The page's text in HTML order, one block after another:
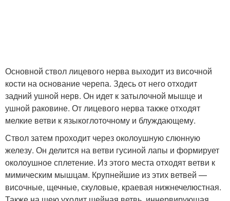
Основной ствол лицевого нерва выходит из височной
кости на основание черепа. Здесь от него отходит
задний ушной нерв. Он идет к затылочной мышце и
ушной раковине. От лицевого нерва также отходят
мелкие ветви к языкоглоточному и блуждающему.
Ствол затем проходит через околоушную слюнную
железу. Он делится на ветви гусиной лапы и формирует
околоушное сплетение. Из этого места отходят ветви к
мимическим мышцам. Крупнейшие из этих ветвей —
височные, щечные, скуловые, краевая нижнечелюстная.